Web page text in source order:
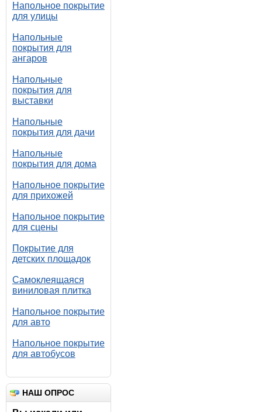
Напольное покрытие
для улицы
Напольные
покрытия для
ангаров
Напольные
покрытия для
выставки
Напольные
покрытия для дачи
Напольные
покрытия для дома
Напольное покрытие
для прихожей
Напольное покрытие
для сцены
Покрытие для
детских площадок
Самоклеящаяся
виниловая плитка
Напольное покрытие
для авто
Напольное покрытие
для автобусов
НАШ ОПРОС